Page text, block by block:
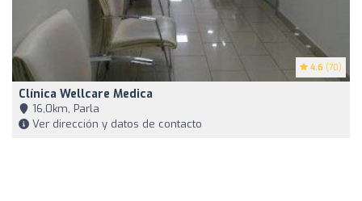
4.6 (70)
Clínica Wellcare Medica
16,0km, Parla
Ver dirección y datos de contacto